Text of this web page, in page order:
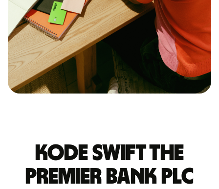
Kode Swift THE
PREMIER BANK PLC